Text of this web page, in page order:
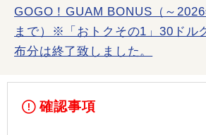
GOGO！GUAM BONUS（～2026
まで）※「おトクその1」30ドル
布分は終了致しました。
確認事項